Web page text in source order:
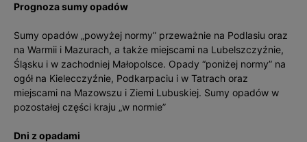
Prognoza sumy opadów
Sumy opadów „powyżej normy” przeważnie na Podlasiu oraz
na Warmii i Mazurach, a także miejscami na Lubelszczyźnie,
Śląsku i w zachodniej Małopolsce. Opady “poniżej normy” na
ogół na Kielecczyźnie, Podkarpaciu i w Tatrach oraz
miejscami na Mazowszu i Ziemi Lubuskiej. Sumy opadów w
pozostałej części kraju „w normie”
Dni z opadami